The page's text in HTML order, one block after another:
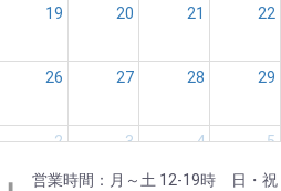
19 20 21 22
26 27 28 29
2 3 4 5
営業時間：月～土 12-19時 日・祝